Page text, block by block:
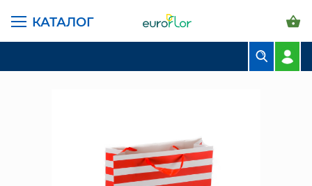
КАТАЛОГ
СВАДЕБНАЯ ФЛОРИСТИКА
КОМНАТНЫЕ РАСТЕНИЯ
ГЛАВНАЯ СТРАНИЦА КАТАЛОГ
ПАКЕТЫ И СУМКИ